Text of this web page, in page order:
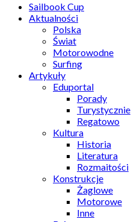
Sailbook Cup
Aktualności
Polska
Świat
Motorowodne
Surfing
Artykuły
Eduportal
Porady
Turystycznie
Regatowo
Kultura
Historia
Literatura
Rozmaitości
Konstrukcje
Żaglowe
Motorowe
Inne